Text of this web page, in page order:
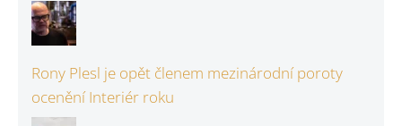
Rony Plesl je opět členem mezinárodní poroty
ocenění Interiér roku